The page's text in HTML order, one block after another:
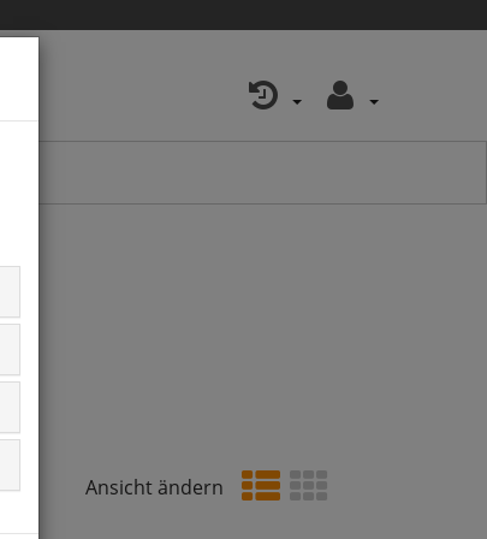
Ansicht ändern